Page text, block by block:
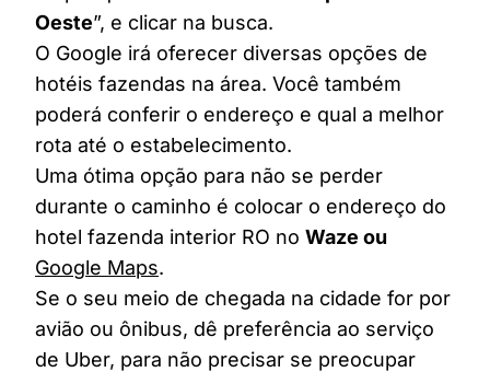
Oeste”, e clicar na busca.
O Google irá oferecer diversas opções de
hotéis fazendas na área. Você também
poderá conferir o endereço e qual a melhor
rota até o estabelecimento.
Uma ótima opção para não se perder
durante o caminho é colocar o endereço do
hotel fazenda interior RO no Waze ou
Google Maps.
Se o seu meio de chegada na cidade for por
avião ou ônibus, dê preferência ao serviço
de Uber, para não precisar se preocupar